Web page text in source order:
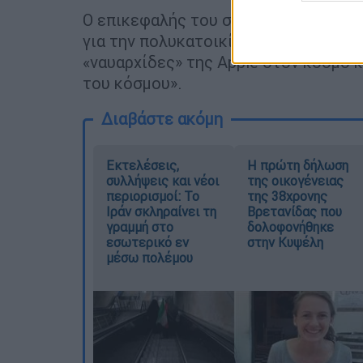
Ο επικεφαλής του στούντιο στο
για την πολυκατοικία του 190υ
«ναυαρχίδες» της Apple στον
του κόσμου».
Διαβάστε ακόμη
Εκτελέσεις,
συλλήψεις και νέοι
περιορισμοί: Το
Ιράν σκληραίνει τη
γραμμή στο
εσωτερικό εν
μέσω πολέμου
Η πρώτη δήλωση
της οικογένειας
της 38χρονης
Βρετανίδας που
δολοφονήθηκε
στην Κυψέλη